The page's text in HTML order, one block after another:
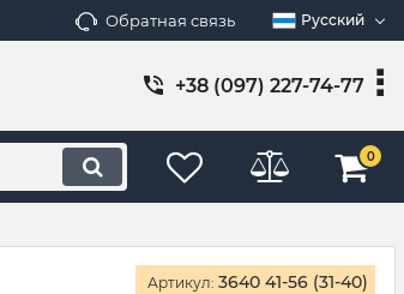
Обратная связь Русский
+38 (097) 227-74-77
0
Артикул: 3640 41-56 (31-40)